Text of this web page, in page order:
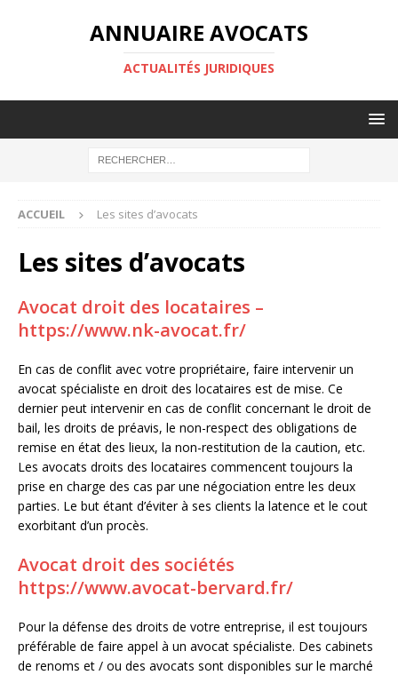
ANNUAIRE AVOCATS
ACTUALITÉS JURIDIQUES
ACCUEIL Les sites d’avocats
Les sites d’avocats
Avocat droit des locataires –
https://www.nk-avocat.fr/
En cas de conflit avec votre propriétaire, faire intervenir un
avocat spécialiste en droit des locataires est de mise. Ce
dernier peut intervenir en cas de conflit concernant le droit de
bail, les droits de préavis, le non-respect des obligations de
remise en état des lieux, la non-restitution de la caution, etc.
Les avocats droits des locataires commencent toujours la
prise en charge des cas par une négociation entre les deux
parties. Le but étant d’éviter à ses clients la latence et le cout
exorbitant d’un procès.
Avocat droit des sociétés
https://www.avocat-bervard.fr/
Pour la défense des droits de votre entreprise, il est toujours
préférable de faire appel à un avocat spécialiste. Des cabinets
de renoms et / ou des avocats sont disponibles sur le marché